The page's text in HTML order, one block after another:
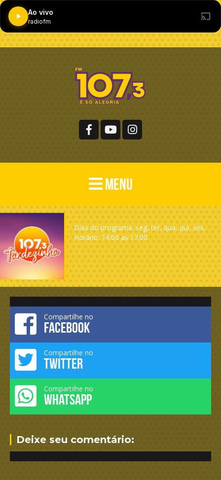
Ao vivo
radiofm
MENU
Dias do programa: seg, ter, qua, qui, sex,
Horário: 14:00 as 17:00
Compartilhe no
FACEBOOK
Compartilhe no
TWITTER
Compartilhe no
WHATSAPP
Deixe seu comentário: